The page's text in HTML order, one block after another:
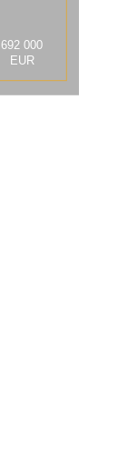
692 000
EUR